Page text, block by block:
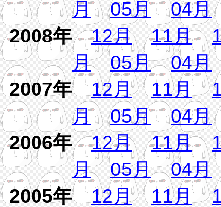
月
05月
04月
2008年12月 11月
月
05月
04月
2007年12月 11月
月
05月
04月
2006年12月 11月
月
05月
04月
2005年12月 11月